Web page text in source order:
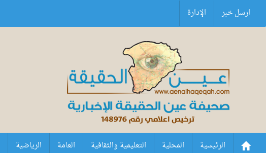
ارسل خبر الإدارة
الرئيسية المحلية التعليمية والثقافية العامة الرياضية